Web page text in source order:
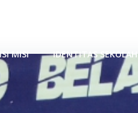
MISI IDENTITAS SEKOLAH